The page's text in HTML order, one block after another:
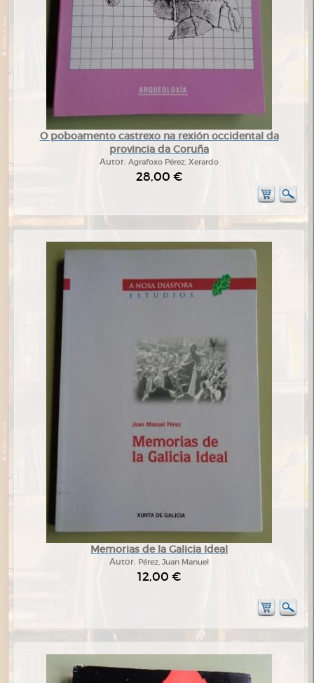
O poboamento castrexo na rexión occidental da
provincia da Coruña
Autor: Agrafoxo Pérez, Xerardo
28,00 €
Memorias de la Galicia Ideal
Autor: Pérez, Juan Manuel
12,00 €